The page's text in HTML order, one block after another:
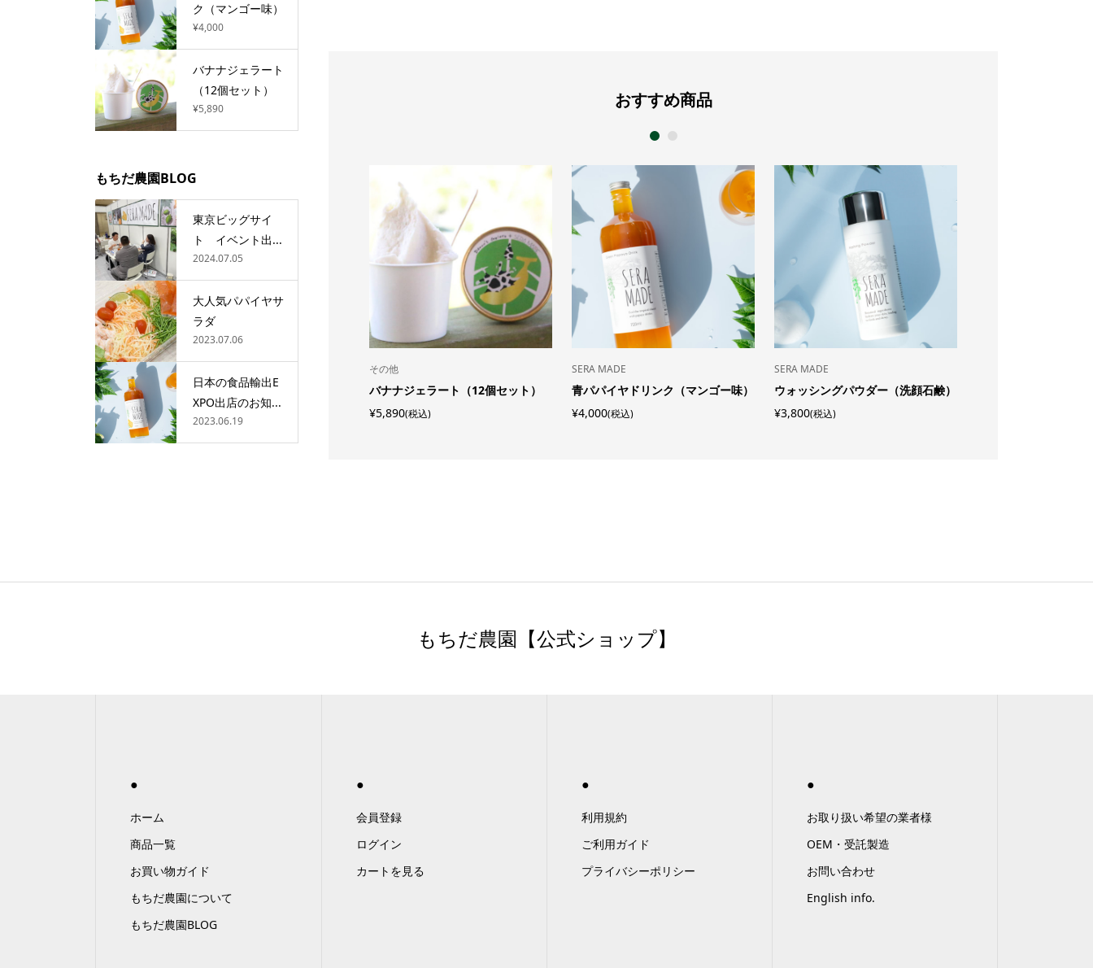
おすすめ商品
ングパウダー（洗顔石鹸）
その他
バナナジェラート（6個セット）
¥3,500
その他
バナナジェラート（12個セット）
¥5,890(税込)
SERA MADE
青パパイヤドリンク（マンゴー味）
¥4,000(税込)
SERA MADE
ウォッシングパウダー（洗顔石鹸）
¥3,800(税込)
1 2
ク（マンゴー味）
¥4,000
バナナジェラート
（12個セット）
¥5,890
もちだ農園BLOG
東京ビッグサイ
ト イベント出...
2024.07.05
大人気パパイヤサ
ラダ
2023.07.06
日本の食品輸出E
XPO出店のお知...
2023.06.19
もちだ農園【公式ショップ】
●
ホーム
商品一覧
お買い物ガイド
もちだ農園について
もちだ農園BLOG
●
会員登録
ログイン
カートを見る
●
利用規約
ご利用ガイド
プライバシーポリシー
●
お取り扱い希望の業者様
OEM・受託製造
お問い合わせ
English info.